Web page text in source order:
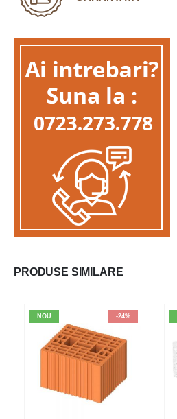
PRODUSE SIMILARE
NOU -24%